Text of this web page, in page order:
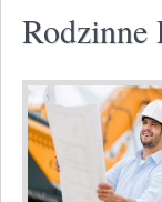
Rodzinne